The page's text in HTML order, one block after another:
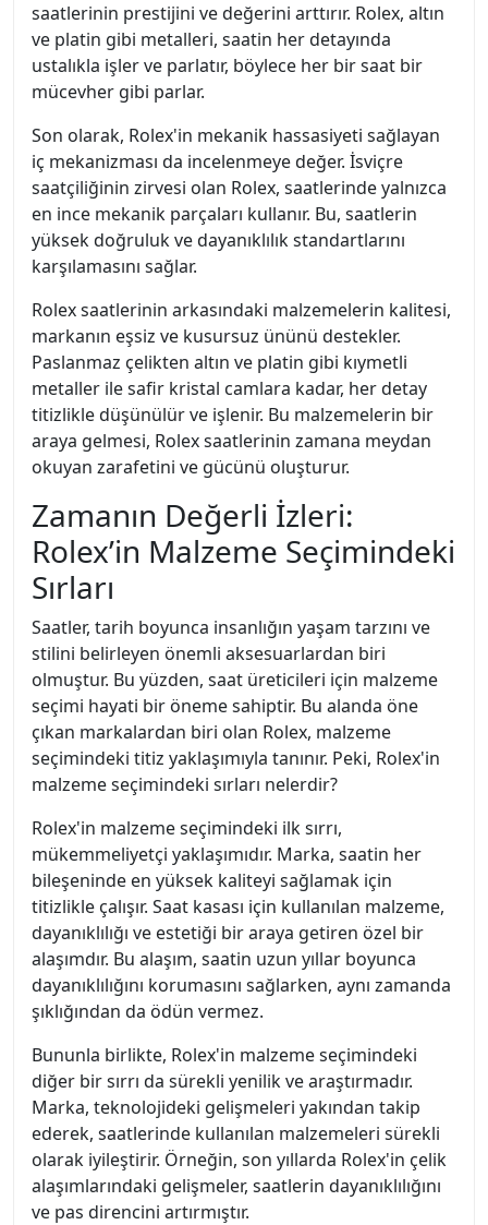
saatlerinin prestijini ve değerini arttırır. Rolex, altın
ve platin gibi metalleri, saatin her detayında
ustalıkla işler ve parlatır, böylece her bir saat bir
mücevher gibi parlar.
Son olarak, Rolex'in mekanik hassasiyeti sağlayan
iç mekanizması da incelenmeye değer. İsviçre
saatçiliğinin zirvesi olan Rolex, saatlerinde yalnızca
en ince mekanik parçaları kullanır. Bu, saatlerin
yüksek doğruluk ve dayanıklılık standartlarını
karşılamasını sağlar.
Rolex saatlerinin arkasındaki malzemelerin kalitesi,
markanın eşsiz ve kusursuz ününü destekler.
Paslanmaz çelikten altın ve platin gibi kıymetli
metaller ile safir kristal camlara kadar, her detay
titizlikle düşünülür ve işlenir. Bu malzemelerin bir
araya gelmesi, Rolex saatlerinin zamana meydan
okuyan zarafetini ve gücünü oluşturur.
Zamanın Değerli İzleri:
Rolex’in Malzeme Seçimindeki
Sırları
Saatler, tarih boyunca insanlığın yaşam tarzını ve
stilini belirleyen önemli aksesuarlardan biri
olmuştur. Bu yüzden, saat üreticileri için malzeme
seçimi hayati bir öneme sahiptir. Bu alanda öne
çıkan markalardan biri olan Rolex, malzeme
seçimindeki titiz yaklaşımıyla tanınır. Peki, Rolex'in
malzeme seçimindeki sırları nelerdir?
Rolex'in malzeme seçimindeki ilk sırrı,
mükemmeliyetçi yaklaşımıdır. Marka, saatin her
bileşeninde en yüksek kaliteyi sağlamak için
titizlikle çalışır. Saat kasası için kullanılan malzeme,
dayanıklılığı ve estetiği bir araya getiren özel bir
alaşımdır. Bu alaşım, saatin uzun yıllar boyunca
dayanıklılığını korumasını sağlarken, aynı zamanda
şıklığından da ödün vermez.
Bununla birlikte, Rolex'in malzeme seçimindeki
diğer bir sırrı da sürekli yenilik ve araştırmadır.
Marka, teknolojideki gelişmeleri yakından takip
ederek, saatlerinde kullanılan malzemeleri sürekli
olarak iyileştirir. Örneğin, son yıllarda Rolex'in çelik
alaşımlarındaki gelişmeler, saatlerin dayanıklılığını
ve pas direncini artırmıştır.